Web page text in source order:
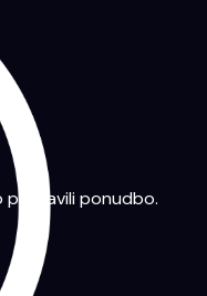
pripravili ponudbo.